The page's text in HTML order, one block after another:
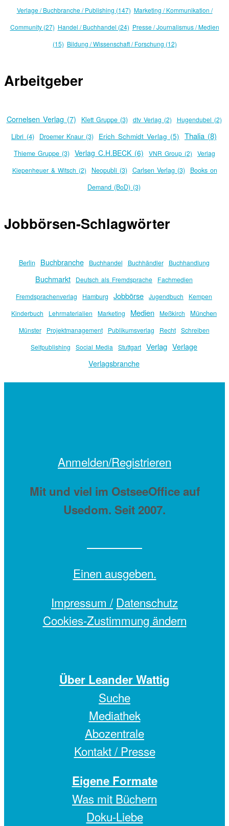
Verlage / Buchbranche / Publishing (147) Marketing / Kommunikation /
Community (27) Handel / Buchhandel (24) Presse / Journalismus / Medien
(15) Bildung / Wissenschaft / Forschung (12)
Arbeitgeber
Cornelsen Verlag (7) Klett Gruppe (3) dtv Verlag (2) Hugendubel (2)
Libri (4) Droemer Knaur (3) Erich Schmidt Verlag (5) Thalia (8)
Thieme Gruppe (3) Verlag C.H.BECK (6) VNR Group (2)
Verlag
Kiepenheuer & Witsch (2)
Neopubli (3) Carlsen Verlag (3)
Books on
Demand (BoD) (3)
Jobbörsen-Schlagwörter
Berlin Buchbranche Buchhandel Buchhändler Buchhandlung
Buchmarkt Deutsch als Fremdsprache
Fachmedien
Fremdsprachenverlag
Hamburg Jobbörse Jugendbuch
Kempen
Kinderbuch
Lehrmaterialien Marketing Medien Meßkirch München
Münster Projektmanagement Publikumsverlag Recht
Schreiben
Selfpublishing
Social Media Stuttgart Verlag Verlage
Verlagsbranche
Anmelden/Registrieren
Mit und viel im OstseeOffice auf
Usedom. Seit 2007.
Einen ausgeben.
Impressum / Datenschutz
Cookies-Zustimmung ändern
Über Leander Wattig
Suche
Mediathek
Abozentrale
Kontakt / Presse
Eigene Formate
Was mit Büchern
Doku-Liebe